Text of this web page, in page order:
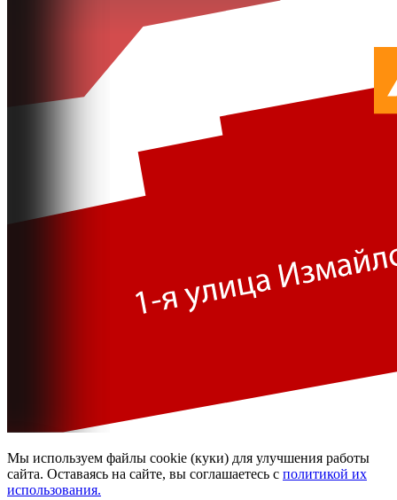
Детейлинг в Москве
Мы используем файлы cookie (куки) для улучшения работы
сайта. Оставаясь на сайте, вы соглашаетесь c политикой их
использования.